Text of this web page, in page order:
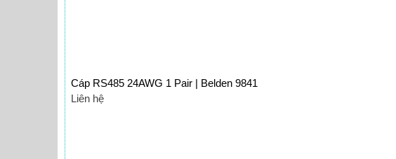
Cáp RS485 24AWG 1 Pair | Belden 9841
Liên hệ